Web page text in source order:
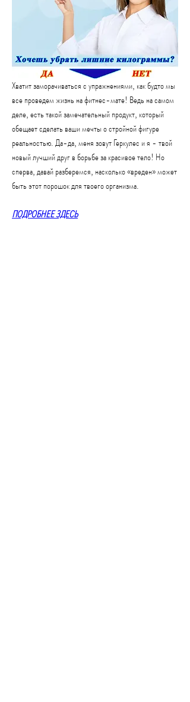
Хватит заморачиваться с упражнениями, как будто мы
все проведем жизнь на фитнес-мате! Ведь на самом
деле, есть такой замечательный продукт, который
обещает сделать ваши мечты о стройной фигуре
реальностью. Да-да, меня зовут Геркулес и я - твой
новый лучший друг в борьбе за красивое тело! Но
сперва, давай разберемся, насколько «вреден» может
быть этот порошок для твоего организма.
ПОДРОБНЕЕ ЗДЕСЬ